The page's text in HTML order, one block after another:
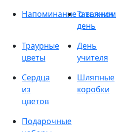
Напоминание о важном
Татьянин
день
Траурные
цветы
День
учителя
Сердца
из
цветов
Шляпные
коробки
Подарочные